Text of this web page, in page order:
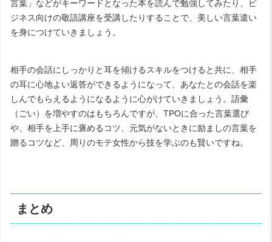
言葉」などがキーワードとなった本を読んで勉強してみたり、ビ
ジネス向けの敬語講座を受講したりすることで、美しい言葉遣い
を身につけていきましょう。
相手の会話にしっかりと耳を傾けるスキルをつけると共に、相手
の耳に心地よい返答ができるようになって、あなたとの会話を楽
しんでもらえるようになるように心がけていきましょう。語彙
（ごい）を増やすのはもちろんですが、TPOに合った言葉選び
や、相手を上手に褒めるコツ、元気がないときに励ましの言葉を
贈るコツなど、周りのモテ女性から技を学ぶのも賢いですね。
まとめ